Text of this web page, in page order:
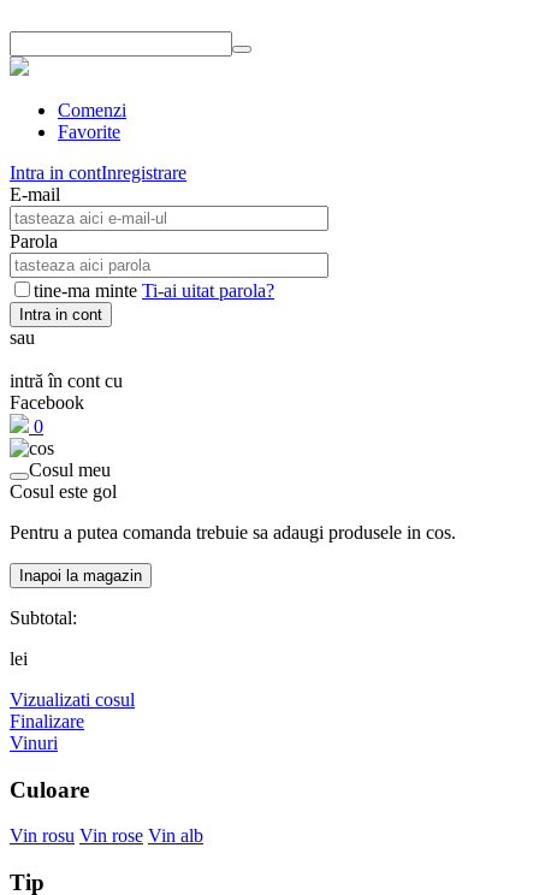
Comenzi
Favorite
Intra in contInregistrare
E-mail
Parola
tine-ma minte Ti-ai uitat parola?
Intra in cont
sau
intră în cont cu
Facebook
0
Cosul meu
Cosul este gol
Pentru a putea comanda trebuie sa adaugi produsele in cos.
Inapoi la magazin
Subtotal:
lei
Vizualizati cosul
Finalizare
Vinuri
Culoare
Vin rosu Vin rose Vin alb
Tip